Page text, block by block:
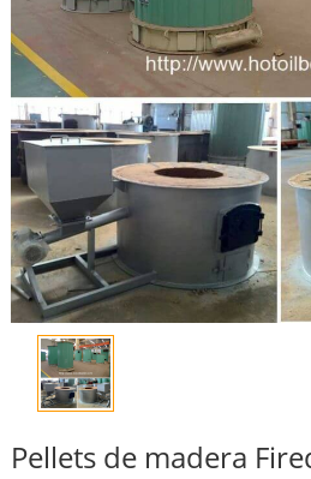
Pellets de madera